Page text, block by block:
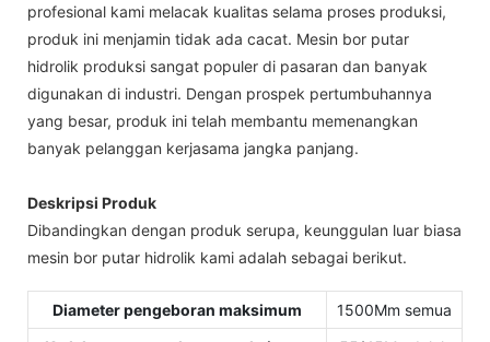
profesional kami melacak kualitas selama proses produksi,
produk ini menjamin tidak ada cacat. Mesin bor putar
hidrolik produksi sangat populer di pasaran dan banyak
digunakan di industri. Dengan prospek pertumbuhannya
yang besar, produk ini telah membantu memenangkan
banyak pelanggan kerjasama jangka panjang.
Deskripsi Produk
Dibandingkan dengan produk serupa, keunggulan luar biasa
mesin bor putar hidrolik kami adalah sebagai berikut.
Diameter pengeboran maksimum
1500Mm semua